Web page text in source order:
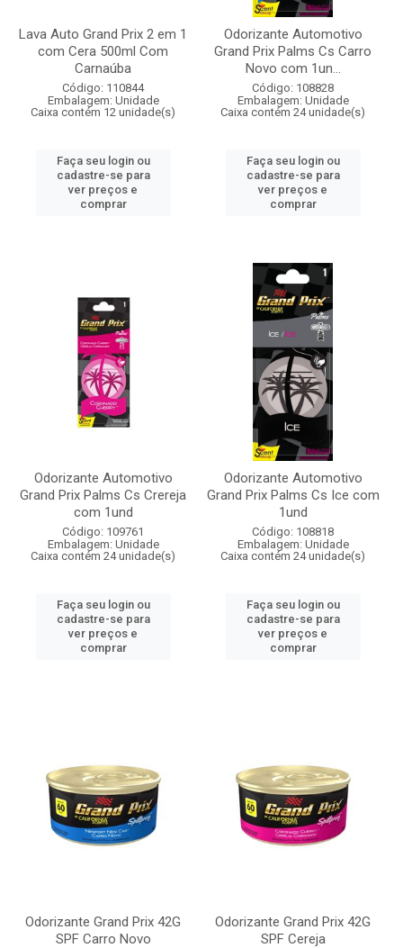
Lava Auto Grand Prix 2 em 1
com Cera 500ml Com
Carnaúba
Código: 110844
Embalagem: Unidade
Caixa contém 12 unidade(s)
Faça seu login ou
cadastre-se para
ver preços e
comprar
Odorizante Automotivo
Grand Prix Palms Cs Carro
Novo com 1un...
Código: 108828
Embalagem: Unidade
Caixa contém 24 unidade(s)
Faça seu login ou
cadastre-se para
ver preços e
comprar
Odorizante Automotivo
Grand Prix Palms Cs Crereja
com 1und
Código: 109761
Embalagem: Unidade
Caixa contém 24 unidade(s)
Faça seu login ou
cadastre-se para
ver preços e
comprar
Odorizante Automotivo
Grand Prix Palms Cs Ice com
1und
Código: 108818
Embalagem: Unidade
Caixa contém 24 unidade(s)
Faça seu login ou
cadastre-se para
ver preços e
comprar
Odorizante Grand Prix 42G
SPF Carro Novo
Odorizante Grand Prix 42G
SPF Cereja